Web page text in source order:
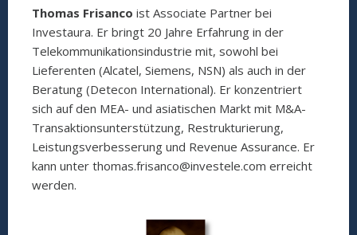
Thomas Frisanco ist Associate Partner bei
Investaura. Er bringt 20 Jahre Erfahrung in der
Telekommunikationsindustrie mit, sowohl bei
Lieferenten (Alcatel, Siemens, NSN) als auch in der
Beratung (Detecon International). Er konzentriert
sich auf den MEA- und asiatischen Markt mit M&A-
Transaktionsunterstützung, Restrukturierung,
Leistungsverbesserung und Revenue Assurance. Er
kann unter thomas.frisanco@investele.com erreicht
werden.